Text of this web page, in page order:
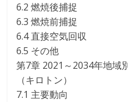
6.2 燃焼後捕捉
6.3 燃焼前捕捉
6.4 直接空気回収
6.5 その他
第7章 2021～2034年地域
（キロトン）
7.1 主要動向